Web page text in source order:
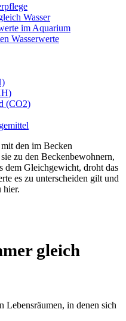
Wasser
im Aquarium
Wasserwerte
(CO2)
den im Becken
zu den Beckenbewohnern,
dem Gleichgewicht, droht das
es zu unterscheiden gilt und
hier.
gleich
Lebensräumen, in denen sich